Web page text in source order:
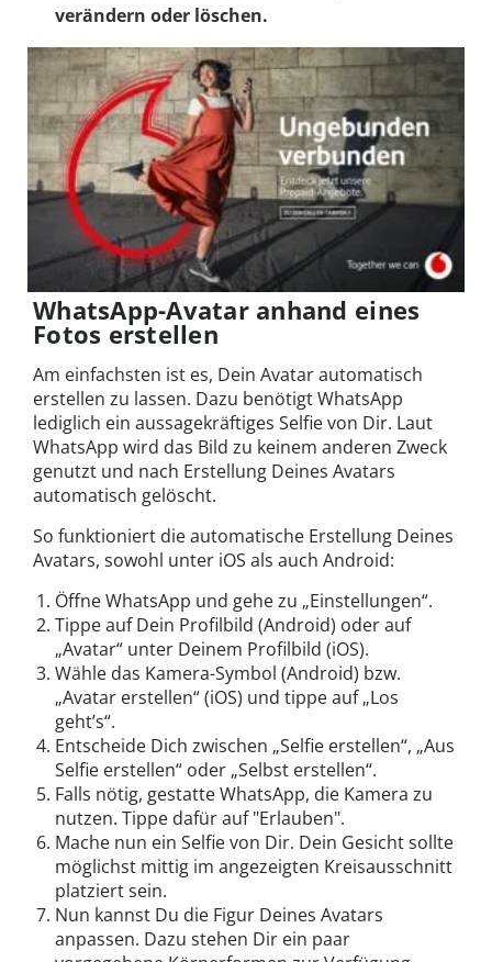
verändern oder löschen.
WhatsApp-Avatar anhand eines
Fotos erstellen
Am einfachsten ist es, Dein Avatar automatisch
erstellen zu lassen. Dazu benötigt WhatsApp
lediglich ein aussagekräftiges Selfie von Dir. Laut
WhatsApp wird das Bild zu keinem anderen Zweck
genutzt und nach Erstellung Deines Avatars
automatisch gelöscht.
So funktioniert die automatische Erstellung Deines
Avatars, sowohl unter iOS als auch Android:
Öffne WhatsApp und gehe zu „Einstellungen“.
Tippe auf Dein Profilbild (Android) oder auf
„Avatar“ unter Deinem Profilbild (iOS).
Wähle das Kamera-Symbol (Android) bzw.
„Avatar erstellen“ (iOS) und tippe auf „Los
geht’s“.
Entscheide Dich zwischen „Selfie erstellen“, „Aus
Selfie erstellen“ oder „Selbst erstellen“.
Falls nötig, gestatte WhatsApp, die Kamera zu
nutzen. Tippe dafür auf "Erlauben".
Mache nun ein Selfie von Dir. Dein Gesicht sollte
möglichst mittig im angezeigten Kreisausschnitt
platziert sein.
Nun kannst Du die Figur Deines Avatars
anpassen. Dazu stehen Dir ein paar